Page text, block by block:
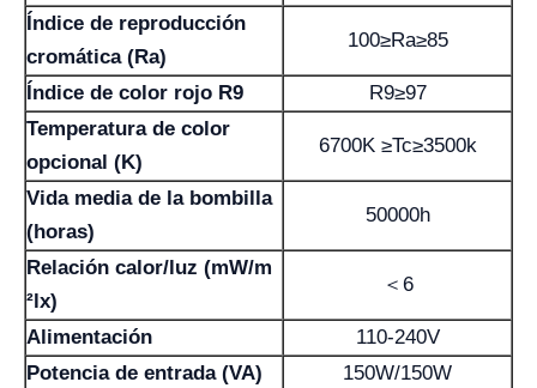
Índice de reproducción
cromática (Ra)
100≥Ra≥85
Índice de color rojo R9
R9≥97
Temperatura de color
opcional (K)
6700K ≥Tc≥3500k
Vida media de la bombilla
(horas)
50000h
Relación calor/luz (mW/m
²lx)
＜6
Alimentación
110-240V
Potencia de entrada (VA)
150W/150W